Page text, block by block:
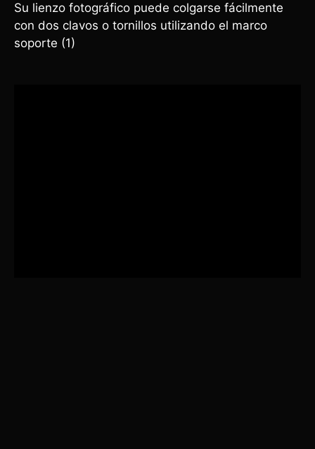
Su lienzo fotográfico puede colgarse fácilmente
con dos clavos o tornillos utilizando el marco
soporte (1)